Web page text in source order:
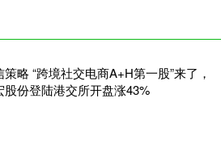
策略 “跨境社交电商A+H第一股”来了，
股份登陆港交所开盘涨43%